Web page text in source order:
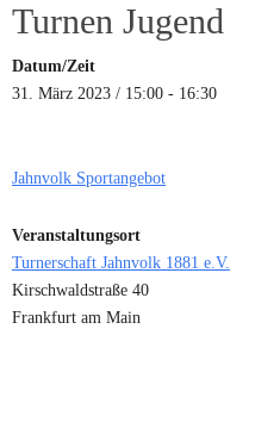
Turnen Jugend
Datum/Zeit
31. März 2023 / 15:00 - 16:30
Jahnvolk Sportangebot
Veranstaltungsort
Turnerschaft Jahnvolk 1881 e.V.
Kirschwaldstraße 40
Frankfurt am Main